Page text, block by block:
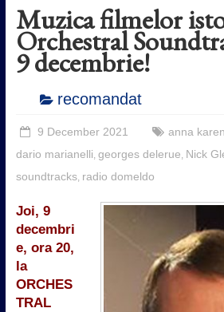
Muzica filmelor
Orchestral
9 decembrie!
recomandat
9 December 2021 anna
dario marianelli georges delerue Nick
soundtracks, radio domeldo
Joi, 9
decembri
e, ora 20,
la
ORCHES
TRAL